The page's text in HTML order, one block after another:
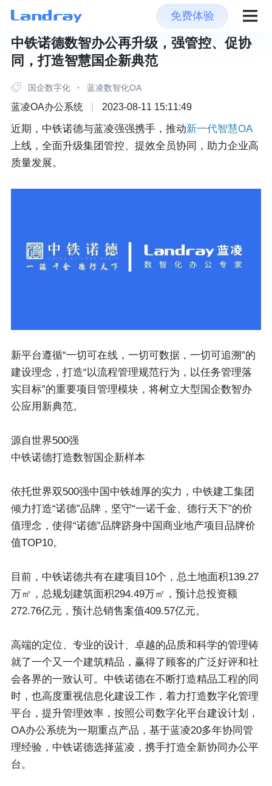
免费体验
中铁诺德数智办公再升级，强管控、促协
同，打造智慧国企新典范
国企数字化 · 蓝凌数智化OA
蓝凌OA办公系统 2023-08-11 15:11:49
近期，中铁诺德与蓝凌强强携手，推动新一代智慧OA
上线，全面升级集团管控、提效全员协同，助力企业高
质量发展。
新平台遵循“一切可在线，一切可数据，一切可追溯”的
建设理念，打造“以流程管理规范行为，以任务管理落
实目标”的重要项目管理模块，将树立大型国企数智办
公应用新典范。
源自世界500强
中铁诺德打造数智国企新样本
依托世界双500强中国中铁雄厚的实力，中铁建工集团
倾力打造“诺德”品牌，坚守“一诺千金、德行天下”的价
值理念，使得“诺德”品牌跻身中国商业地产项目品牌价
值TOP10。
目前，中铁诺德共有在建项目10个，总土地面积139.27
万㎡，总规划建筑面积294.49万㎡，预计总投资额
272.76亿元，预计总销售案值409.57亿元。
高端的定位、专业的设计、卓越的品质和科学的管理铸
就了一个又一个建筑精品，赢得了顾客的广泛好评和社
会各界的一致认可。中铁诺德在不断打造精品工程的同
时，也高度重视信息化建设工作，着力打造数字化管理
平台，提升管理效率，按照公司数字化平台建设计划，
OA办公系统为一期重点产品，基于蓝凌20多年协同管
理经验，中铁诺德选择蓝凌，携手打造全新协同办公平
台。